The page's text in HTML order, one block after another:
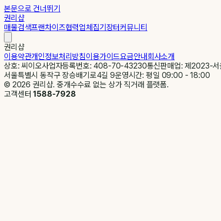
본문으로 건너뛰기
권리샵
매물검색프랜차이즈협력업체집기장터커뮤니티
권리샵
이용약관개인정보처리방침이용가이드요금안내회사소개
상호: 씨이오사업자등록번호: 408-70-43230통신판매업: 제2023-
서울특별시 동작구 장승배기로4길 9운영시간: 평일 09:00 - 18:00
© 2026 권리샵. 중개수수료 없는 상가 직거래 플랫폼.
고객센터1588-7928